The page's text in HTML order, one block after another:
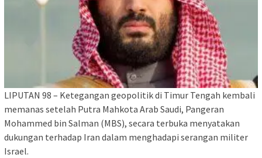
LIPUTAN 98 – Ketegangan geopolitik di Timur Tengah kembali
memanas setelah Putra Mahkota Arab Saudi, Pangeran
Mohammed bin Salman (MBS), secara terbuka menyatakan
dukungan terhadap Iran dalam menghadapi serangan militer
Israel.